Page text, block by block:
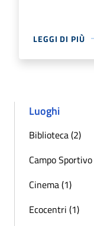
LEGGI DI PIÙ
Luoghi
Biblioteca (2)
Campo
Cinema (1)
Ecocentri (1)